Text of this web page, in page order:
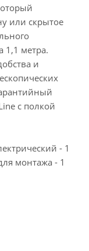
или скрытое
1,1 метра.
и
с полкой
- 1
монтажа - 1